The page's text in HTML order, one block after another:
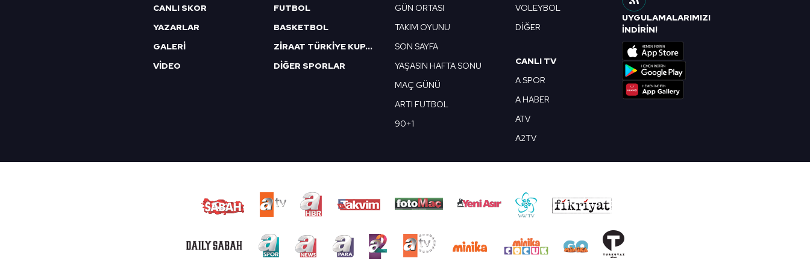
CANLI SKOR
YAZARLAR
GALERİ
VİDEO
FUTBOL
BASKETBOL
ZİRAAT TÜRKİYE KUPASI
DİĞER SPORLAR
GÜN ORTASI
TAKIM OYUNU
SON SAYFA
YAŞASIN HAFTA SONU
MAÇ GÜNÜ
ARTI FUTBOL
90+1
VOLEYBOL
DİĞER
CANLI TV
A SPOR
A HABER
ATV
A2TV
UYGULAMALARIMIZI
İNDİRİN!